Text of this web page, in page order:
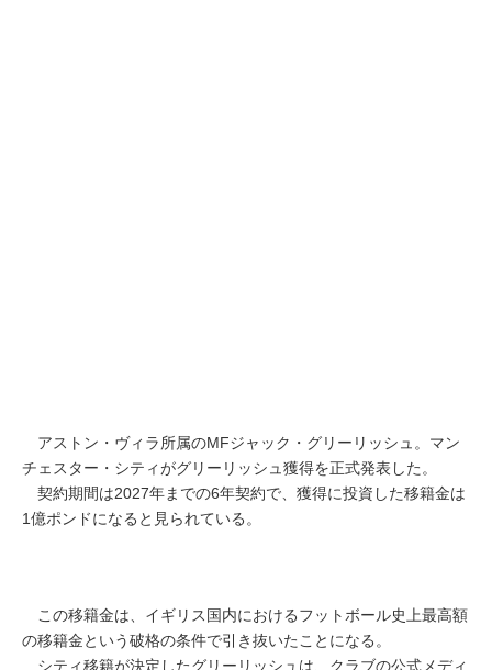
アストン・ヴィラ所属のMFジャック・グリーリッシュ。マン
チェスター・シティがグリーリッシュ獲得を正式発表した。
契約期間は2027年までの6年契約で、獲得に投資した移籍金は
1億ポンドになると見られている。
この移籍金は、イギリス国内におけるフットボール史上最高額
の移籍金という破格の条件で引き抜いたことになる。
シティ移籍が決定したグリーリッシュは、クラブの公式メディ